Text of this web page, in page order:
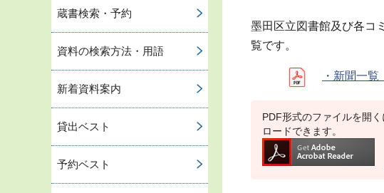
墨田区立図書館及び各コ
覧です。
・新聞一
PDF形式のファイルを開
ロードできます。
蔵書検索・予約
資料の検索方法・用語
新着資料案内
貸出ベスト
予約ベスト